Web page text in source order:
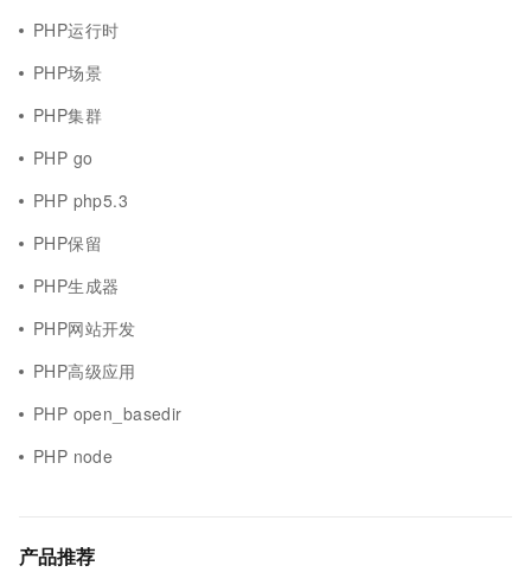
PHP运行时
PHP场景
PHP集群
PHP go
PHP php5.3
PHP保留
PHP生成器
PHP网站开发
PHP高级应用
PHP open_basedir
PHP node
产品推荐